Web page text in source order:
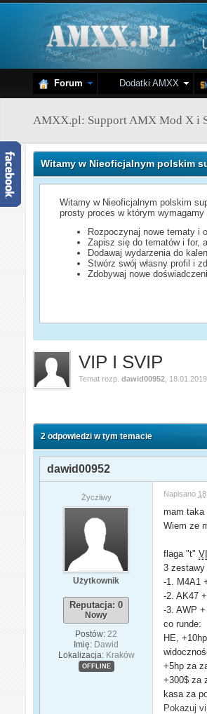
Forum Dodatki AMXX
AMXX.pl: Support AMX Mod X i
Witamy w Nieoficjalnym polskim
Witamy w Nieoficjalnym polskim
prosty proces w którym wymagamy
Rozpoczynaj nowe tematy i
Zapisz się do tematów i for,
Dodawaj wydarzenia do
Stwórz swój własny profil i
Zdobywaj nowe
VIP I SVIP
Temat rozp.dawid00952
2 odpowiedzi w tym temacie
dawid00952
Życzliwy
Użytkownik
Reputacja: 0
Nowy
Postów: 22
Imię: Dawid
Lokalizacja: Kraków
OFFLINE
Napisano
mam
Wiem ze
flaga "t"
3 zestawy
-1. M4A1
-2. AK47
-3. AWP
co runde:
HE,
+5hp za
+300$ za
kasa za
Pokazuj